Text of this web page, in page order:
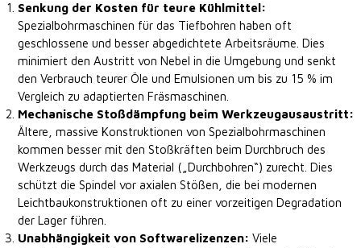
Senkung der Kosten für teure Kühlmittel:
Spezialbohrmaschinen für das Tiefbohren haben oft
geschlossene und besser abgedichtete Arbeitsräume. Dies
minimiert den Austritt von Nebel in die Umgebung und senkt
den Verbrauch teurer Öle und Emulsionen um bis zu 15 % im
Vergleich zu adaptierten Fräsmaschinen.
Mechanische Stoßdämpfung beim Werkzeugausaustritt:
Ältere, massive Konstruktionen von Spezialbohrmaschinen
kommen besser mit den Stoßkräften beim Durchbruch des
Werkzeugs durch das Material („Durchbohren“) zurecht. Dies
schützt die Spindel vor axialen Stößen, die bei modernen
Leichtbaukonstruktionen oft zu einer vorzeitigen Degradation
der Lager führen.
Unabhängigkeit von Softwarelizenzen: Viele